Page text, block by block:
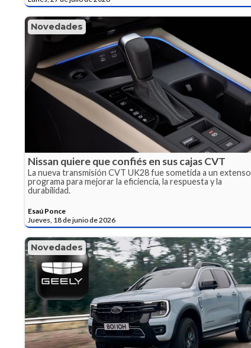
Novedades
Nissan quiere que confiés en sus cajas CVT
La nueva transmisión CVT UK28 fue sometida a un extenso
programa para mejorar la eficiencia, la respuesta y la
durabilidad.
Esaú Ponce
Jueves, 18 de junio de 2026
Novedades